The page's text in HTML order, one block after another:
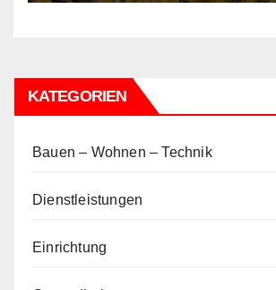
KATEGORIEN
Bauen – Wohnen – Technik
Dienstleistungen
Einrichtung